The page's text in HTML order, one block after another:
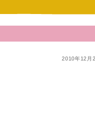
2010年12月